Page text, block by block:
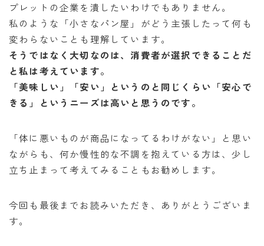
プレットの企業を潰したいわけでもありません。
私のような「小さなパン屋」がどう主張したって何も
変わらないことも理解しています。
そうではなく大切なのは、消費者が選択できることだ
と私は考えています。
「美味しい」「安い」というのと同じくらい「安心で
きる」というニーズは高いと思うのです。
「体に悪いものが商品になってるわけがない」と思い
ながらも、何か慢性的な不調を抱えている方は、少し
立ち止まって考えてみることもお勧めします。
今回も最後までお読みいただき、ありがとうございま
す。